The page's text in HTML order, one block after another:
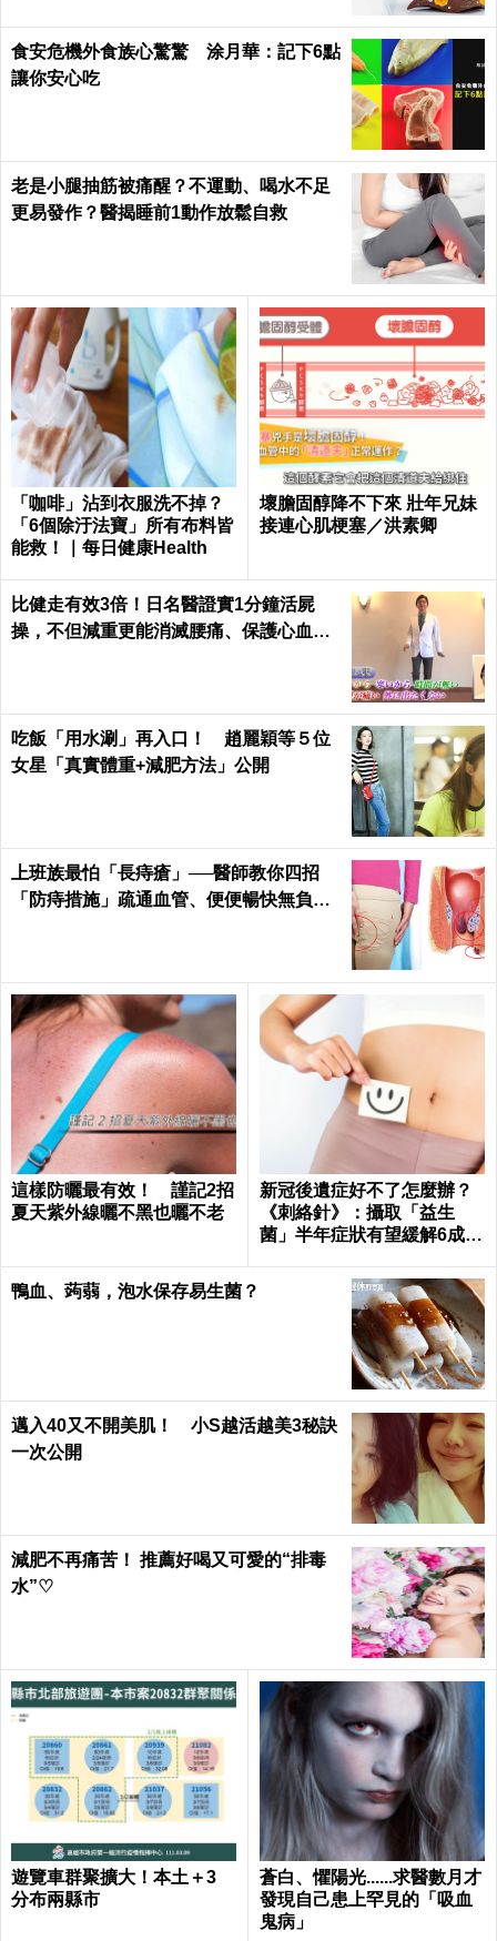
食安危機外食族心驚驚 涂月華：記下6點
讓你安心吃
老是小腿抽筋被痛醒？不運動、喝水不足
更易發作？醫揭睡前1動作放鬆自救
「咖啡」沾到衣服洗不掉？
「6個除汙法寶」所有布料皆
能救！｜每日健康Health
壞膽固醇降不下來 壯年兄妹
接連心肌梗塞／洪素卿
比健走有效3倍！日名醫證實1分鐘活屍
操，不但減重更能消滅腰痛、保護心血管
吃飯「用水涮」再入口！ 趙麗穎等５位
女星「真實體重+減肥方法」公開
上班族最怕「長痔瘡」──醫師教你四招
「防痔措施」疏通血管、便便暢快無負擔
這樣防曬最有效！ 謹記2招
夏天紫外線曬不黑也曬不老
新冠後遺症好不了怎麼辦？
《刺絡針》：攝取「益生
菌」半年症狀有望緩解6成以
鴨血、蒟蒻，泡水保存易生菌？
邁入40又不開美肌！ 小S越活越美3秘訣
一次公開
減肥不再痛苦！ 推薦好喝又可愛的“排毒
水”♡
遊覽車群聚擴大！本土＋3
分布兩縣市
蒼白、懼陽光......求醫數月才
發現自己患上罕見的「吸血
鬼病」